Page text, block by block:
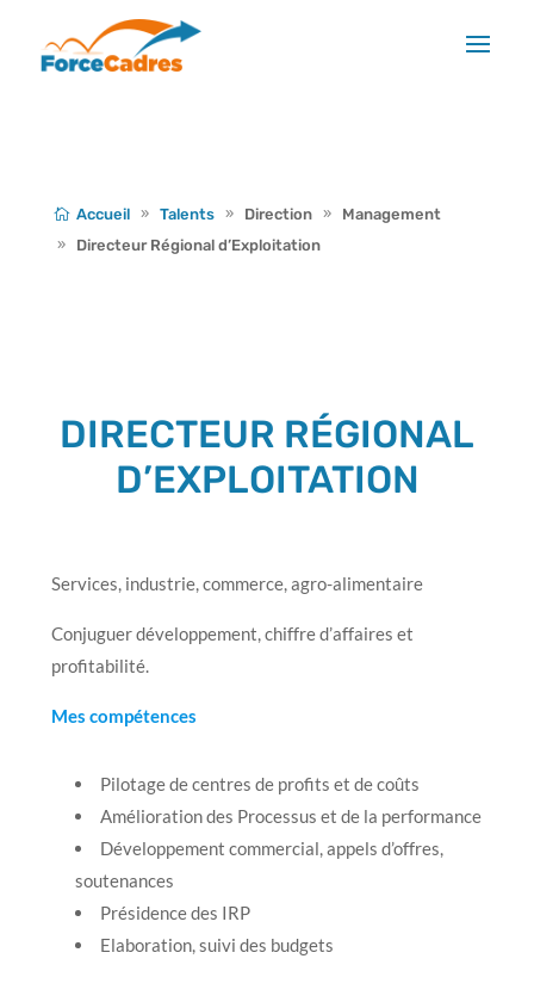
Accueil Talents Direction
Management
Directeur Régional d’Exploitation
DIRECTEUR RÉGIONAL
D’EXPLOITATION
Services, industrie, commerce, agro-alimentaire
Conjuguer développement, chiffre d’affaires et
profitabilité.
Mes compétences
Pilotage de centres de profits et de coûts
Amélioration des Processus et de la performance
Développement commercial, appels d’offres,
soutenances
Présidence des IRP
Elaboration, suivi des budgets